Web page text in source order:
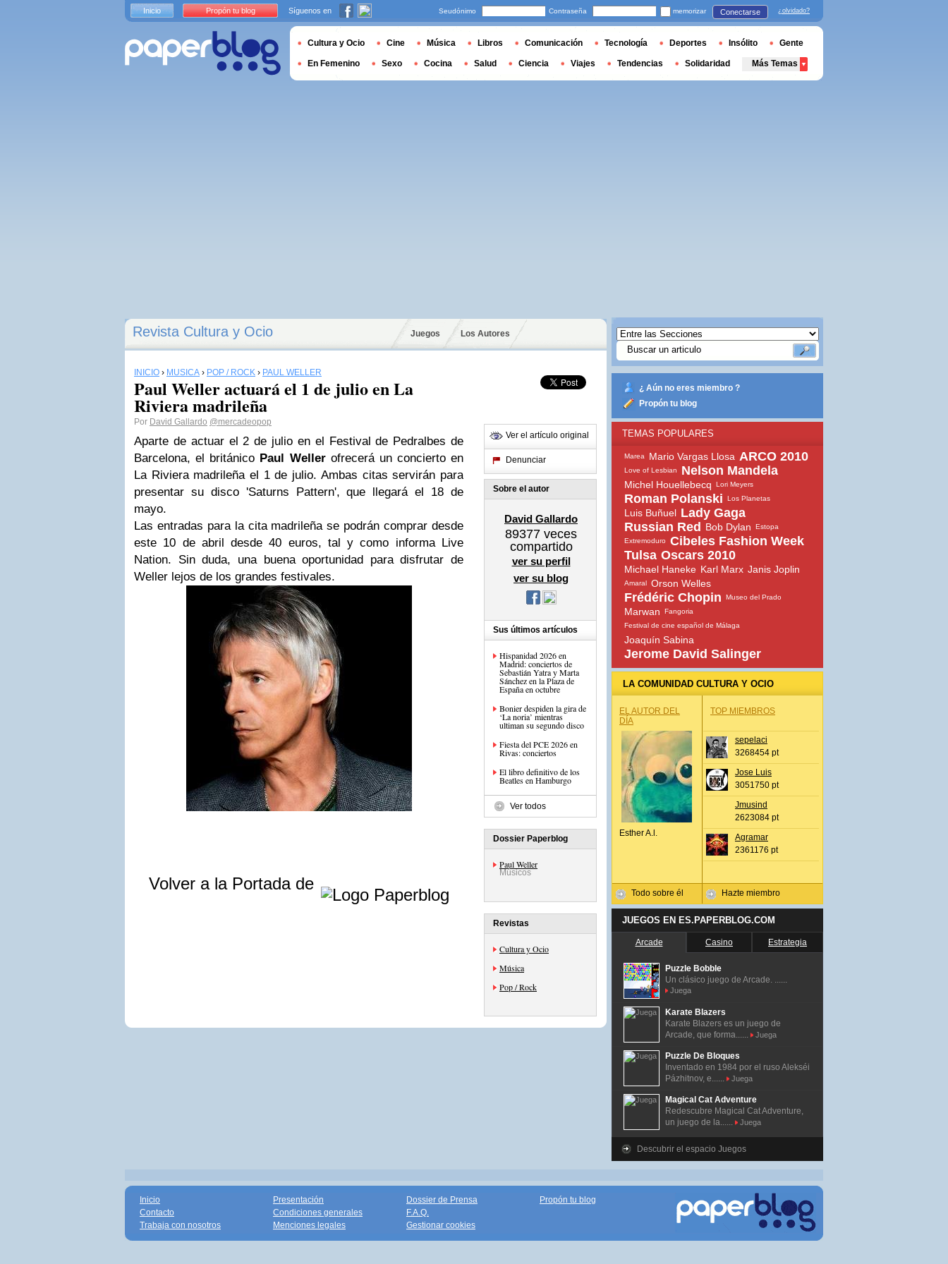
Revista Cultura y Ocio Juegos Los Autores
INICIO › MÚSICA › POP / ROCK › PAUL WELLER
Paul Weller actuará el 1 de julio en La
Riviera madrileña
Por David Gallardo @mercadeopop
Aparte de actuar el 2 de julio en el Festival de Pedralbes de
Barcelona, el británico Paul Wellerofrecerá un concierto en
La Riviera madrileña el 1 de julio. Ambas citas servirán para
presentar su disco 'Saturns Pattern', que llegará el 18 de
mayo.
Las entradas para la cita madrileña se podrán comprar desde
este 10 de abril desde 40 euros, tal y como informa Live
Nation. Sin duda, una buena oportunidad para disfrutar de
Weller lejos de los grandes festivales.
Volver a la Portada de
Ver el artículo original
Denunciar
Sobre el autor
David Gallardo
89377 veces
compartido
ver su perfil
ver su blog
Sus últimos artículos
Hispanidad 2026 en
Madrid: conciertos de
Sebastián Yatra y Marta
Sánchez en la Plaza de
España en octubre
Bonier despiden la gira de
‘La noria’ mientras
ultiman su segundo disco
Fiesta del PCE 2026 en
Rivas: conciertos
El libro definitivo de los
Beatles en Hamburgo
Ver todos
Dossier Paperblog
Paul Weller
Músicos
Revistas
Cultura y Ocio
Música
Pop / Rock
¿ Aún no eres miembro ?
Propón tu blog
TEMAS POPULARES
Marea Mario Vargas Llosa ARCO 2010
Love of Lesbian Nelson Mandela
Michel Houellebecq Lori Meyers
Roman Polanski Los Planetas
Luis Buñuel Lady Gaga
Russian Red
Bob Dylan
Estopa
Extremoduro
Cibeles Fashion Week
Tulsa Oscars 2010
Michael Haneke Karl Marx Janis Joplin
Amaral Orson Welles
Frédéric Chopin Museo del Prado
Marwan
Fangoria
Festival de cine español de Málaga
Joaquín Sabina
Jerome David Salinger
LA COMUNIDAD CULTURA Y OCIO
EL AUTOR DEL
DÍA
Esther A.l.
Todo sobre él
TOP MIEMBROS
sepelaci
3268454 pt
Jose Luis
3051750 pt
Jmusind
2623084 pt
Agramar
2361176 pt
Hazte miembro
JUEGOS EN ES.PAPERBLOG.COM
Arcade Casino Estrategia
Puzzle Bobble
Un clásico juego de Arcade. ......
Juega
Karate Blazers
Karate Blazers es un juego de
Arcade, que forma......
Juega
Puzzle De Bloques
Inventado en 1984 por el ruso Alekséi
Pázhitnov, e......
Juega
Magical Cat Adventure
Redescubre Magical Cat Adventure,
un juego de la......
Juega
Descubrir el espacio Juegos
Inicio Propón tu blog Síguenos en Seudónimo Contraseña memorizar Conectarse ¿olvidado?
Cultura y Ocio Cine Música Libros Comunicación Tecnología Deportes Insólito Gente
En Femenino Sexo Cocina Salud Ciencia Viajes Tendencias Solidaridad Más Temas
Inicio
Contacto
Trabaja con nosotros
Presentación
Condiciones generales
Menciones legales
Dossier de Prensa
F.A.Q.
Gestionar cookies
Propón tu blog